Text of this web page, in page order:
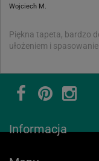
Wojciech M.
Piękna tapeta, bardzo
ułożeniem i
Informacja